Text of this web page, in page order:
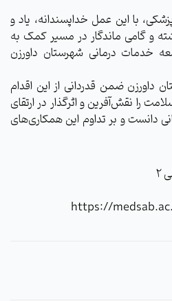
با این عمل خداپسندانه، یاد و
و گامی ماندگار در مسیر کمک به
خدمات درمانی شهرستان داورزن
ضمن قدردانی از این اقدام
را نقش‌آفرین و اثرگذار در ارتقای
دانست و بر تداوم این همکاری‌های
2
https://